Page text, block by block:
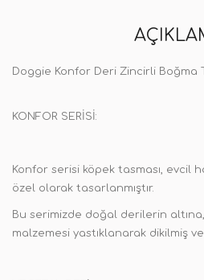
Doggie Konfor Deri Zincirli Boğma
KONFOR SERİSİ:
Konfor serisi köpek tasması, evcil
özel olarak tasarlanmıştır.
Bu serimizde doğal derilerin
malzemesi yastıklanarak dikilmiş